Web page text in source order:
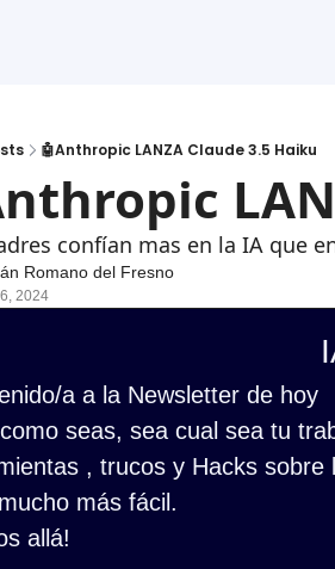
🤖Anthropic LANZA Claude 3.5 Haiku
confían mas en la IA que
Romano del Fresno
2024
a a la Newsletter de hoy
seas, sea cual sea tu
, trucos y Hacks
más fácil.
allá!